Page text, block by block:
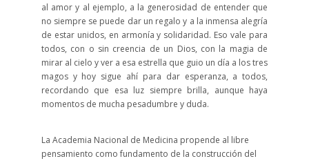
al amor y al ejemplo, a la generosidad de entender que
no siempre se puede dar un regalo y a la inmensa alegría
de estar unidos, en armonía y solidaridad. Eso vale para
todos, con o sin creencia de un Dios, con la magia de
mirar al cielo y ver a esa estrella que guio un día a los tres
magos y hoy sigue ahí para dar esperanza, a todos,
recordando que esa luz siempre brilla, aunque haya
momentos de mucha pesadumbre y duda.
La Academia Nacional de Medicina propende al libre
pensamiento como fundamento de la construcción del